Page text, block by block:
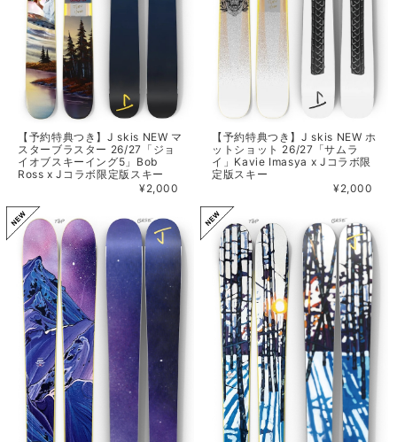
【予約特典つき】J skis NEW マ
スターブラスター 26/27「ジョ
イオブスキーイング5」Bob
Ross x Jコラボ限定版スキー
¥2,000
【予約特典つき】J skis NEW ホ
ットショット 26/27「サムラ
イ」Kavie Imasya x Jコラボ限
定版スキー
¥2,000